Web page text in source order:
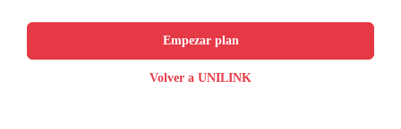
Empezar plan
Volver a UNILINK